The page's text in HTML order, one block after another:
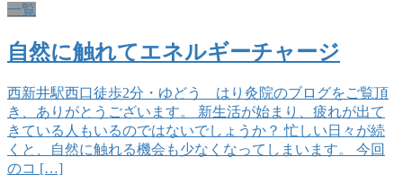
一覧
自然に触れてエネルギーチャージ
西新井駅西口徒歩2分・ゆどう はり灸院のブログをご覧頂
き、ありがとうございます。 新生活が始まり、疲れが出て
きている人もいるのではないでしょうか？ 忙しい日々が続
くと、自然に触れる機会も少なくなってしまいます。 今回
のコ […]